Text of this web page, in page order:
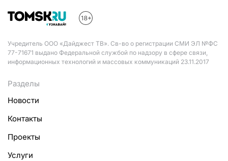
Учредитель ООО «Дайджест ТВ». Св-во о регистрации СМИ ЭЛ №ФС
77-71671 выдано Федеральной службой по надзору в сфере связи,
информационных технологий и массовых коммуникаций 23.11.2017
Разделы
Новости
Контакты
Проекты
Услуги